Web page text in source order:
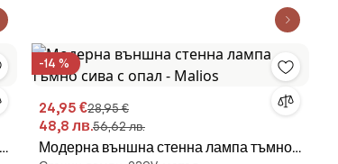
-14 %
24,95 €28,95 €
48,8 лв.56,62 лв.
Модерна външна стенна лампа тъмно